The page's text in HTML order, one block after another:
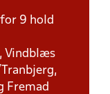
9 hold
Vindblæs
Fremad